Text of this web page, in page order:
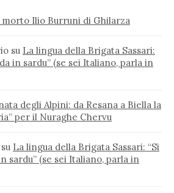
morto Ilio Burruni di Ghilarza
su La lingua della Brigata Sassari:
in sardu” (se sei Italiano, parla in
degli Alpini: da Resana a Biella la
per il Nuraghe Chervu
su La lingua della Brigata Sassari: “Si
sardu” (se sei Italiano, parla in